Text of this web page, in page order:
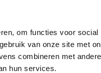
om functies voor
van onze site met
combineren met
hun services.
toevoeging van
past deze set in